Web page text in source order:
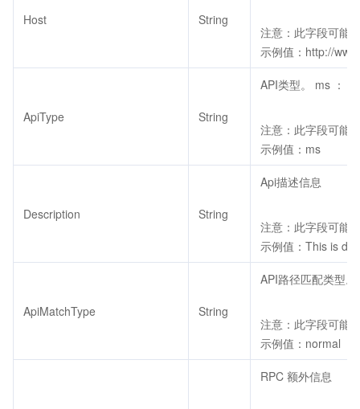
Host String
注意：此字段可能
示例值：http://
ApiType String
API类型。 ms ：
注意：此字段可能
示例值：ms
Description String
Api描述信息
注意：此字段可能
示例值：This is
ApiMatchType String
API路径匹配类型
注意：此字段可能
示例值：normal
RPC 额外信息